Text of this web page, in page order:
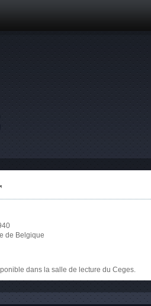
de Belgique
dans la salle de lecture du Ceges.